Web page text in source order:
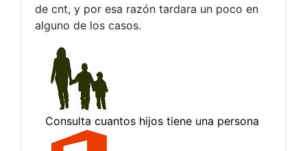
de cnt, y por esa razón tardara un poco en
alguno de los casos.